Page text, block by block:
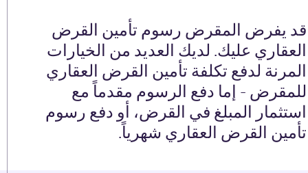
قد يفرض المقرض رسوم تأمين القرض
العقاري عليك. لديك العديد من الخيارات
المرنة لدفع تكلفة تأمين القرض العقاري
للمقرض - إما دفع الرسوم مقدماً مع
استثمار المبلغ في القرض، أو دفع رسوم
تأمين القرض العقاري شهرياً.